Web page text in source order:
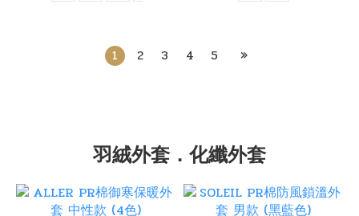
1 2 3 4 5 »
羽絨外套．化纖外套